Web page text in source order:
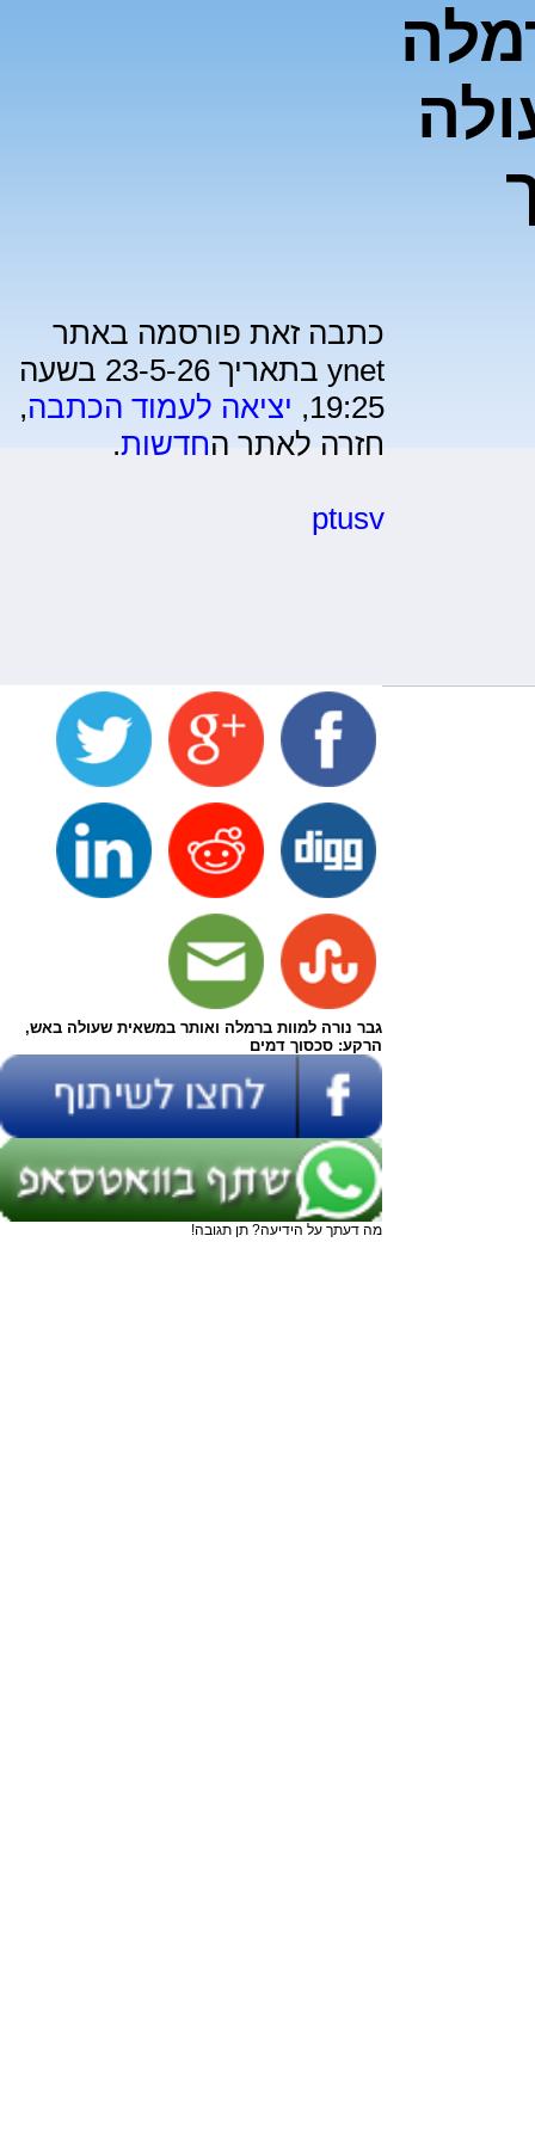
כתבה זאת פורסמה באתר
ynet בתאריך 23-5-26 בשעה
19:25, יציאה לעמוד הכתבה,
חזרה לאתר החדשות.
ptusv
גבר נורה למוות ברמלה ואותר במשאית שעולה באש,
הרקע: סכסוך דמים
מה דעתך על הידיעה? תן תגובה!